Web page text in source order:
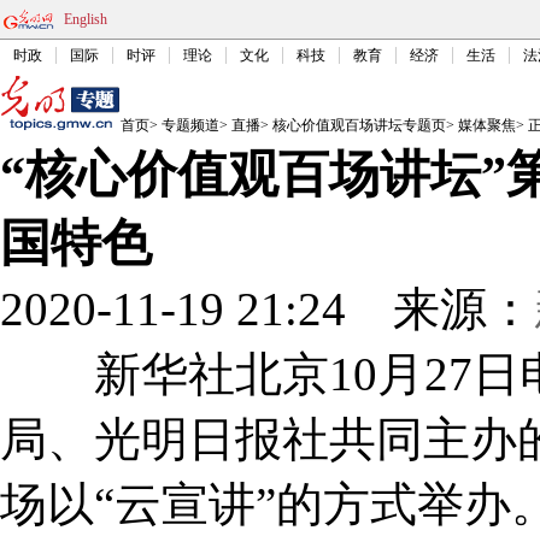
English
时政 国际 时评 理论 文化 科技 教育 经济 生活
首页> 专题频道> 直播> 核心价值观百场讲坛专题页> 媒体聚焦>
“核心价值观百场讲坛”
国特色
2020-11-19 21:24 来源：
新华社北京10月27日
局、光明日报社共同主办
场以“云宣讲”的方式举办